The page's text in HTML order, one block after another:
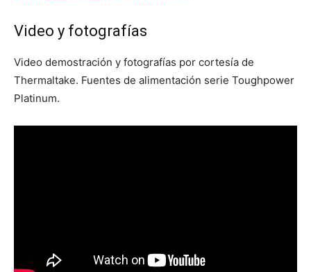
Video y fotografías
Video demostración y fotografías por cortesía de
Thermaltake. Fuentes de alimentación serie Toughpower
Platinum.